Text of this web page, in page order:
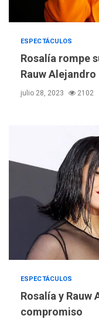
ESPECTÁCULOS
Rosalía rompe
Rauw Alejandro
julio 28, 2023 2102
ESPECTÁCULOS
Rosalía y Rauw
compromiso